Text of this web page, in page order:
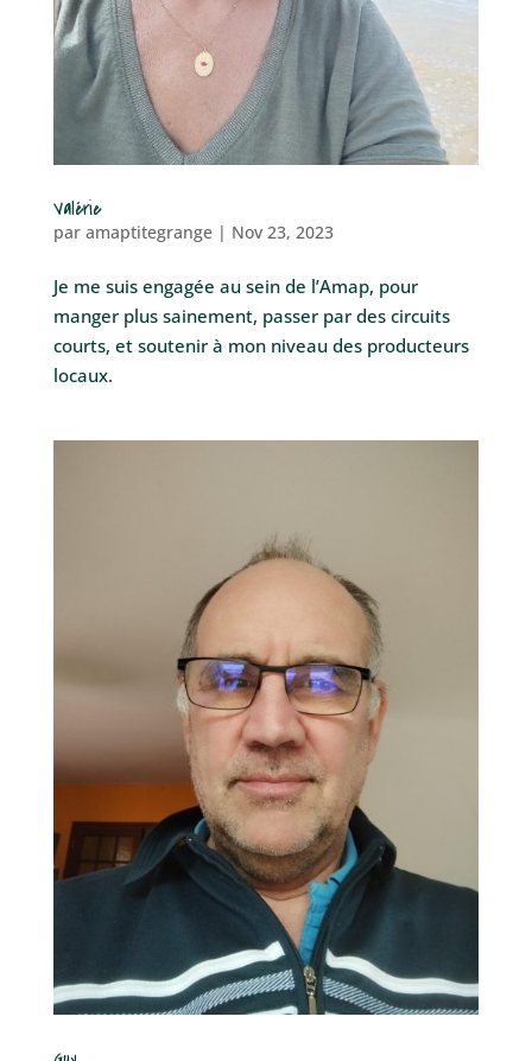
Valérie
par amaptitegrange| Nov 23, 2023
Je me suis engagée au sein de l’Amap, pour
manger plus sainement, passer par des circuits
courts, et soutenir à mon niveau des producteurs
locaux.